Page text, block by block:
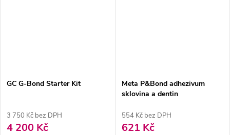
GC G-Bond Starter Kit
3 750 Kč bez DPH
4 200 Kč
Meta P&Bond adhezivum
sklovina a dentin
554 Kč bez DPH
621 Kč